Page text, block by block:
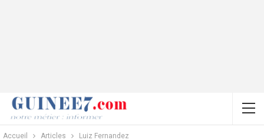
Accueil Articles Luiz Fernandez